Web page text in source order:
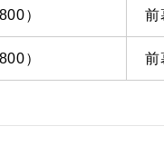
） 前
） 前